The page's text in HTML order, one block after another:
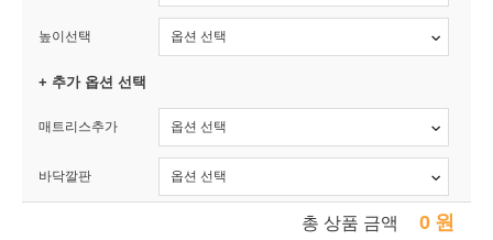
높이선택
+ 추가 옵션 선택
매트리스추가
바닥깔판
총 상품 금액 0 원